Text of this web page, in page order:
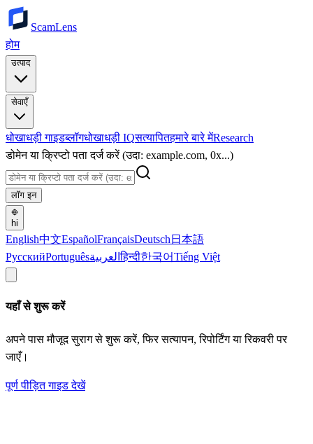
ScamLens
होम
उत्पाद
सेवाएँ
धोखाधड़ी गाइडब्लॉगधोखाधड़ी IQसत्यापितहमारे बारे मेंResearch
डोमेन या क्रिप्टो पता दर्ज करें (उदा: example.com, 0x...)
लॉग इन
hi
English中文EspañolFrançaisDeutsch 日本語
РусскийPortuguêsالعربيةहिन्दी한국어Tiếng Việt
यहाँ से शुरू करें
अपने पास मौजूद सुराग से शुरू करें, फिर सत्यापन, रिपोर्टिंग या रिकवरी पर
जाएँ।
पूर्ण पीड़ित गाइड देखें